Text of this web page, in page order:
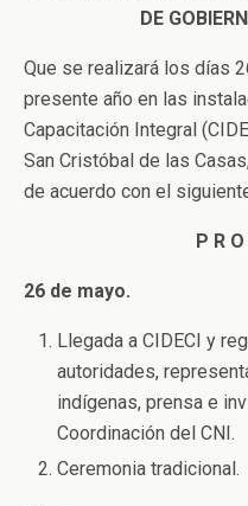
DE
Que se realizará los días
presente año en las
Capacitación Integral
San Cristóbal de las
de acuerdo con el
P R
26 de mayo.
Llegada a CIDECI y
autoridades,
indígenas, prensa e
Coordinación del CNI.
Ceremonia tradicional.